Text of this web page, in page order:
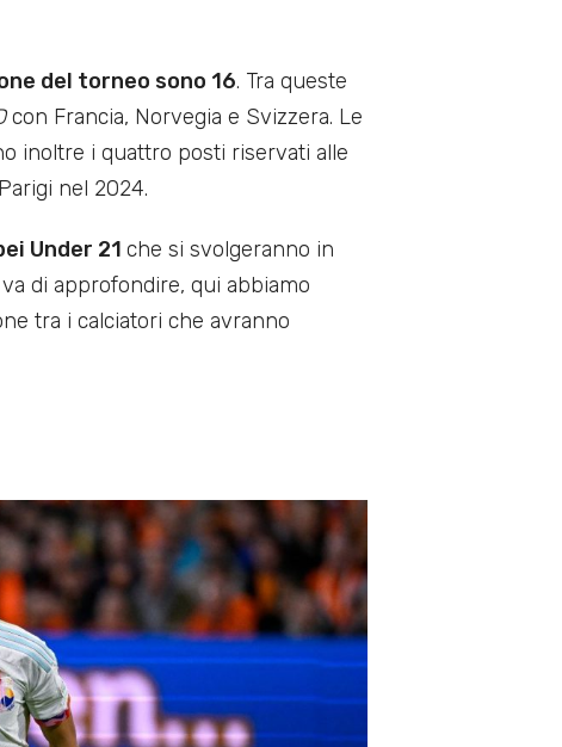
del torneo sono 16. Tra queste
con Francia, Norvegia e Svizzera. Le
inoltre i quattro posti riservati alle
nel 2024.
Under 21 che si svolgeranno in
di approfondire, qui abbiamo
tra i calciatori che avranno